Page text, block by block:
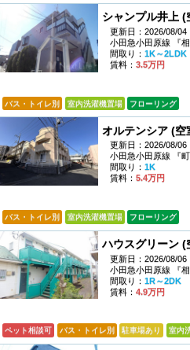
シャンプル井上 (
更新日：2026/08/04
小田急小田原線 『
間取り： 1K～2LDK
賃料： 3.5万円
バス・トイレ別 室内洗濯機置場 フローリング
オルテンシア (空
更新日：2026/08/06
小田急小田原線 『
間取り： 1K
賃料： 5.4万円
バス・トイレ別 室内洗濯機置場 フローリング
ハウスグリーン (
更新日：2026/08/06
小田急小田原線 『
間取り： 1R～2DK
賃料： 4.9万円
ペット相談可 バス・トイレ別 駐車場あり 室内